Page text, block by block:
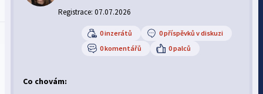
Registrace: 07.07.2026
0 inzerátů
0 příspěvků v diskuzi
0 komentářů
0 palců
Co chovám: